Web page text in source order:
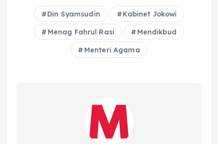
Din Syamsudin Kabinet Jokowi
Menag Fahrul Rasi Mendikbud
Menteri Agama